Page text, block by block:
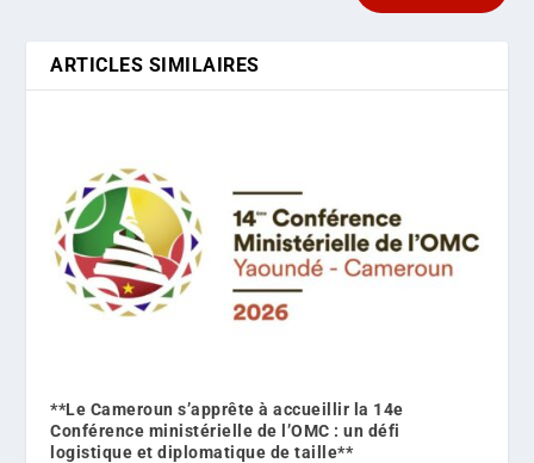
ARTICLES SIMILAIRES
**Le Cameroun s’apprête à accueillir la 14e
Conférence ministérielle de l’OMC : un défi
logistique et diplomatique de taille**